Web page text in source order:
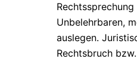
Unbelehrbaren,
auslegen.
Rechtsbruch